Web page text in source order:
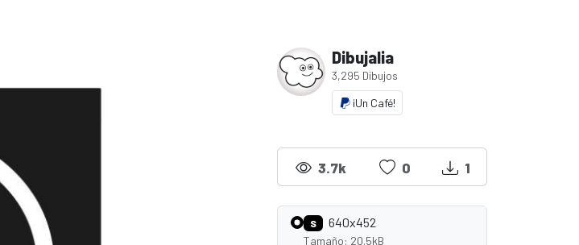
Dibujalia
3,295 Dibujos
¡Un Café!
3.7k 0 1
S 640x452
Tamaño: 20.5kB